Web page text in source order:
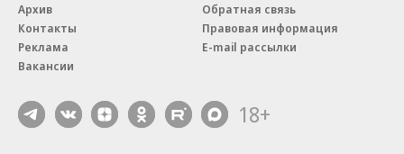
Архив
Контакты
Реклама
Вакансии
Обратная связь
Правовая информация
E-mail рассылки
18+